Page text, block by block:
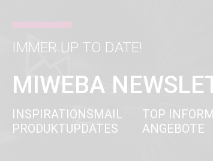
IMMER UP TO DATE!
MIWEBA
INSPIRATIONSMAIL
PRODUKTUPDATES
TOP
ANGEBOTE